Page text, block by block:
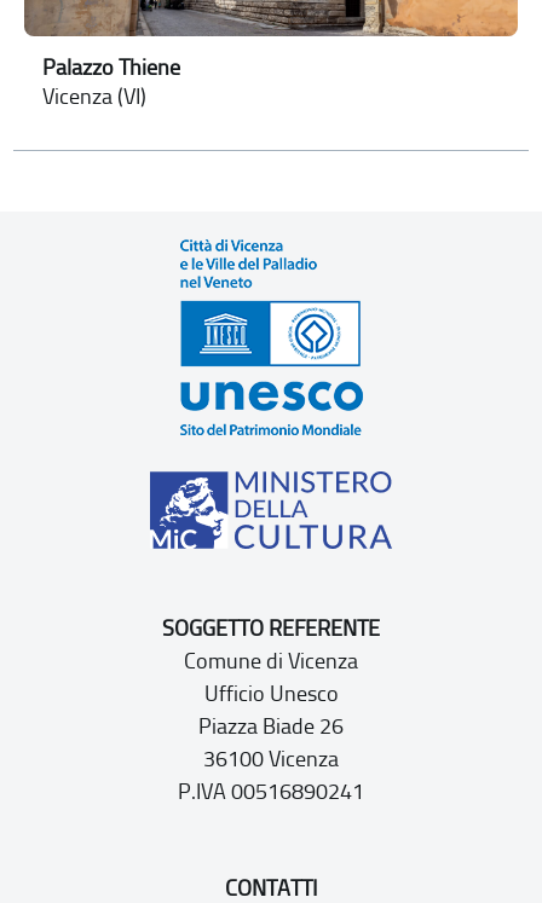
Palazzo Thiene
Vicenza (VI)
SOGGETTO REFERENTE
Comune di Vicenza
Ufficio Unesco
Piazza Biade 26
36100 Vicenza
P.IVA 00516890241
CONTATTI